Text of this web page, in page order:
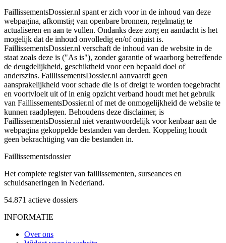
FaillissementsDossier.nl spant er zich voor in de inhoud van deze
webpagina, afkomstig van openbare bronnen, regelmatig te
actualiseren en aan te vullen. Ondanks deze zorg en aandacht is het
mogelijk dat de inhoud onvolledig en/of onjuist is.
FaillissementsDossier.nl verschaft de inhoud van de website in de
staat zoals deze is ("As is"), zonder garantie of waarborg betreffende
de deugdelijkheid, geschiktheid voor een bepaald doel of
anderszins. FaillissementsDossier.nl aanvaardt geen
aansprakelijkheid voor schade die is of dreigt te worden toegebracht
en voortvloeit uit of in enig opzicht verband houdt met het gebruik
van FaillissementsDossier.nl of met de onmogelijkheid de website te
kunnen raadplegen. Behoudens deze disclaimer, is
FaillissementsDossier.nl niet verantwoordelijk voor kenbaar aan de
webpagina gekoppelde bestanden van derden. Koppeling houdt
geen bekrachtiging van die bestanden in.
Faillissementsdossier
Het complete register van faillissementen, surseances en
schuldsaneringen in Nederland.
54.871 actieve dossiers
INFORMATIE
Over ons